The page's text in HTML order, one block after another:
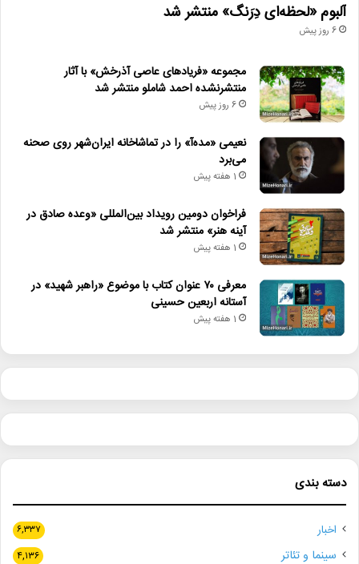
آلبوم «لحظه‌ای دِرَنگ» منتشر شد
6 روز پیش
مجموعه «فریادهای عاصی آذرخش» با آثار
منتشرنشده احمد شاملو منتشر شد
6 روز پیش
نعیمی «مده‌آ» را در تماشاخانه ایران‌شهر روی صحنه
می‌برد
1 هفته پیش
فراخوان دومین رویداد بین‌المللی «وعده صادق در
آینه هنر» منتشر شد
1 هفته پیش
معرفی ۷۰ عنوان کتاب با موضوع «راهبر شهید» در
آستانه اربعین حسینی
1 هفته پیش
دسته بندی
اخبار ۶,۳۳۷
سینما و تئاتر ۴,۱۳۶